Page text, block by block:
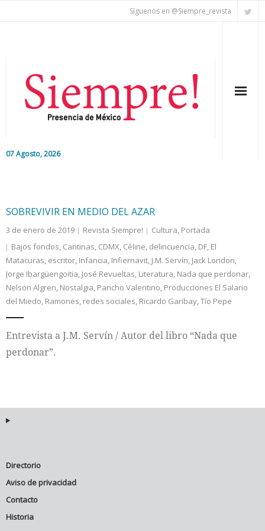
Síguenos en @Siempre_revista
07 Agosto, 2026
Nacional
Colaboradores
Internacional
SOBREVIVIR EN MEDIO DEL AZAR
3 de enero de 2019 Revista Siempre! Cultura, Portada
Bajos fondos, Cantinas, CDMX, Céline, delincuencia, DF, El
Matacuras, escritor, Infancia, Infiernavit, J.M. Servín, Jack London,
Jorge Ibargüengoitia, José Revueltas, Literatura, Nada que perdonar,
Nelson Algren, Nostalgia, Pancho Valentino, Producciones El Salario
del Miedo, Ramones, redes sociales, Ricardo Garibay,Tío Pepe
Entrevista a J.M. Servín / Autor del libro “Nada que
perdonar”.
Directorio
Aviso de privacidad
Contacto
Historia